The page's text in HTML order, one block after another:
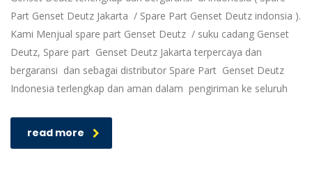
Part Genset Deutz Jakarta / Spare Part Genset Deutz indonsia ).
Kami Menjual spare part Genset Deutz / suku cadang Genset
Deutz, Spare part Genset Deutz Jakarta terpercaya dan
bergaransi dan sebagai distributor Spare Part Genset Deutz
Indonesia terlengkap dan aman dalam pengiriman ke seluruh
read more